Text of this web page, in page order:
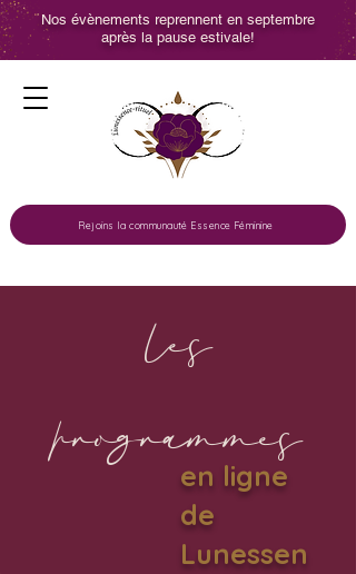
Rejoins la communauté Essence Féminine
Nos évènements reprennent en septembre
après la pause estivale!
Les
programmes
en ligne
de
Lunessen